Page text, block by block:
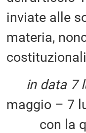
inviate alle
materia,
in data 7
maggio – 7
con la